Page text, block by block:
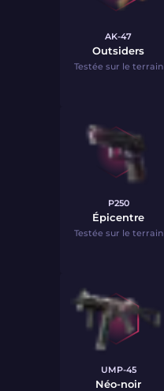
AK-47
Outsiders
Testée sur le terrain
P250
Épicentre
Testée sur le terrain
UMP-45
Néo-noir